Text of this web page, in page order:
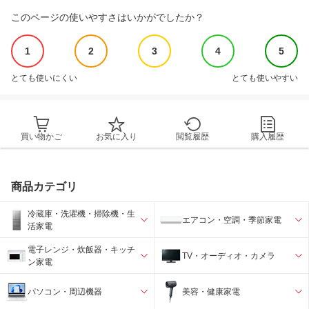
このページの使いやすさはいかがでしたか？
1 2 3 4 5
とても使いにくい とても使いやすい
買い物かご お気に入り 閲覧履歴 購入履歴
商品カテゴリ
冷蔵庫・洗濯機・掃除機・生
活家電
エアコン・空調・季節家電
電子レンジ・炊飯器・キッチ
ン家電
TV・オーディオ・カメラ
パソコン・周辺機器 美容・健康家電